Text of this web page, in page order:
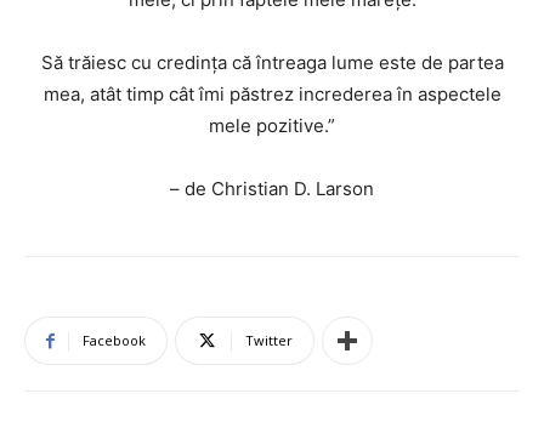
Să trăiesc cu credinţa că întreaga lume este de partea
mea, atât timp cât îmi păstrez increderea în aspectele
mele pozitive.”
– de Christian D. Larson
Facebook Twitter